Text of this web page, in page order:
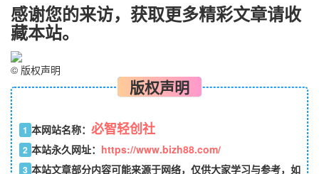
感谢您的来访，获取更多精彩文章请收
藏本站。
© 版权声明
版权声明
1 本网站名称： 必智轻创社
2 本站永久网址： https://www.bizh88.com/
3 本站文章部分内容可能来源于网络，仅供大家学习与参考，如